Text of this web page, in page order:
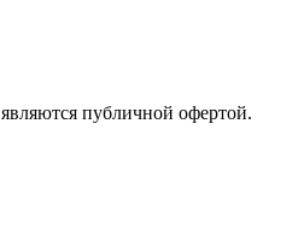
публичной офертой.